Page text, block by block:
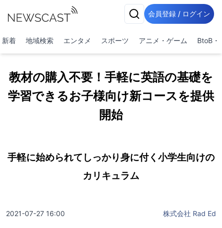
会員登録 / ログイン
新着 地域検索 エンタメ スポーツ アニメ・ゲーム BtoB・
教材の購入不要！手軽に英語の基礎を
学習できるお子様向け新コースを提供
開始
手軽に始められてしっかり身に付く小学生向けの
カリキュラム
2021-07-27 16:00 株式会社 Rad Ed